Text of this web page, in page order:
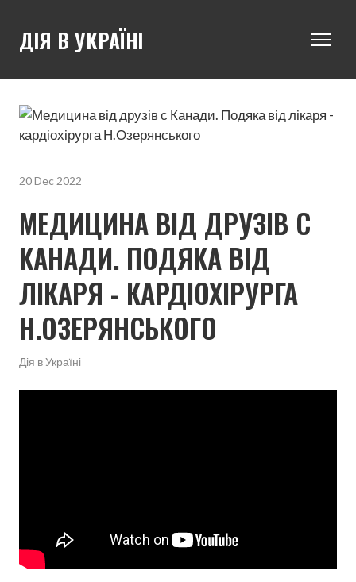
ДІЯ В УКРАЇНІ
20 Dec 2022
МЕДИЦИНА ВІД ДРУЗІВ С
КАНАДИ. ПОДЯКА ВІД
ЛІКАРЯ - КАРДІОХІРУРГА
Н.ОЗЕРЯНСЬКОГО
Дія в Україні